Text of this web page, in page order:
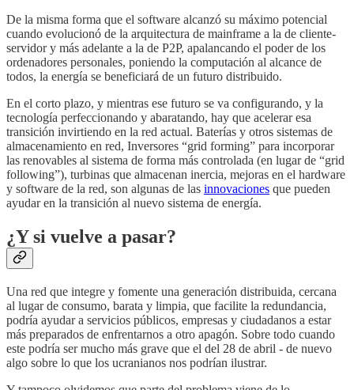
De la misma forma que el software alcanzó su máximo potencial
cuando evolucionó de la arquitectura de mainframe a la de cliente-
servidor y más adelante a la de P2P, apalancando el poder de los
ordenadores personales, poniendo la computación al alcance de
todos, la energía se beneficiará de un futuro distribuido.
En el corto plazo, y mientras ese futuro se va configurando, y la
tecnología perfeccionando y abaratando, hay que acelerar esa
transición invirtiendo en la red actual. Baterías y otros sistemas de
almacenamiento en red, Inversores “grid forming” para incorporar
las renovables al sistema de forma más controlada (en lugar de “grid
following”), turbinas que almacenan inercia, mejoras en el hardware
y software de la red, son algunas de las innovaciones que pueden
ayudar en la transición al nuevo sistema de energía.
¿Y si vuelve a pasar?
Una red que integre y fomente una generación distribuida, cercana
al lugar de consumo, barata y limpia, que facilite la redundancia,
podría ayudar a servicios públicos, empresas y ciudadanos a estar
más preparados de enfrentarnos a otro apagón. Sobre todo cuando
este podría ser mucho más grave que el del 28 de abril - de nuevo
algo sobre lo que los ucranianos nos podrían ilustrar.